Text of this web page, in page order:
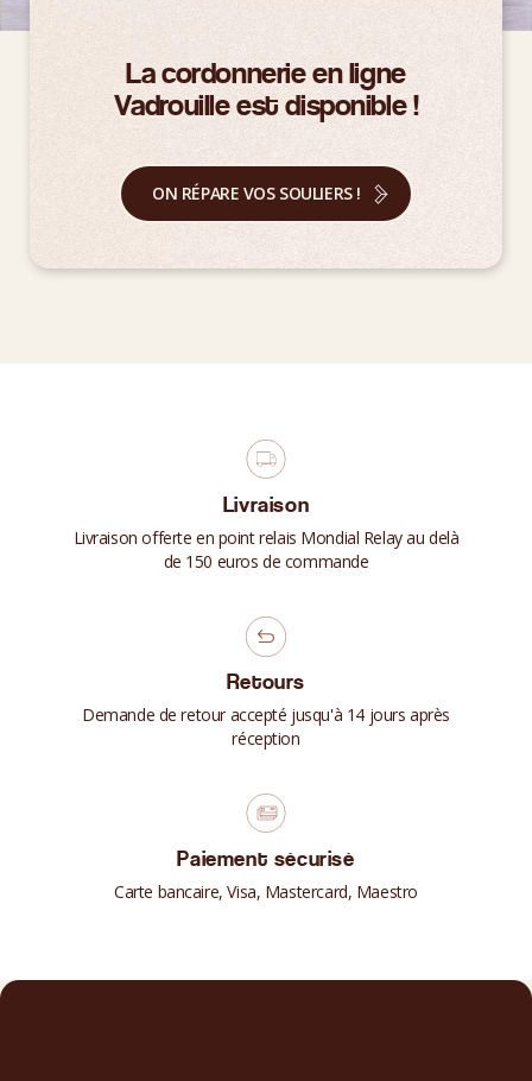
La cordonnerie en ligne
Vadrouille est disponible !
ON RÉPARE VOS SOULIERS !
Livraison
Livraison offerte en point relais Mondial Relay au delà
de 150 euros de commande
Retours
Demande de retour accepté jusqu'à 14 jours après
réception
Paiement sécurisé
Carte bancaire, Visa, Mastercard, Maestro